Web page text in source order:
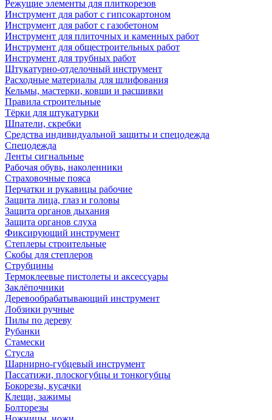
Режущие элементы для плиткорезов
Инструмент для работ с гипсокартоном
Инструмент для работ с газобетоном
Инструмент для плиточных и каменных работ
Инструмент для общестроительных работ
Инструмент для трубных работ
Штукатурно-отделочный инструмент
Расходные материалы для шлифования
Кельмы, мастерки, ковши и расшивки
Правила строительные
Тёрки для штукатурки
Шпатели, скребки
Средства индивидуальной защиты и спецодежда
Спецодежда
Ленты сигнальные
Рабочая обувь, наколенники
Страховочные пояса
Перчатки и рукавицы рабочие
Защита лица, глаз и головы
Защита органов дыхания
Защита органов слуха
Фиксирующий инструмент
Степлеры строительные
Скобы для степлеров
Струбцины
Термоклеевые пистолеты и аксессуары
Заклёпочники
Деревообрабатывающий инструмент
Лобзики ручные
Пилы по дереву
Рубанки
Стамески
Стусла
Шарнирно-губцевый инструмент
Пассатижи, плоскогубцы и тонкогубцы
Бокорезы, кусачки
Клещи, зажимы
Болторезы